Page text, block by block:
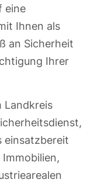
eine
Ihnen als
an Sicherheit
Ihrer
Landkreis
einsatzbereit